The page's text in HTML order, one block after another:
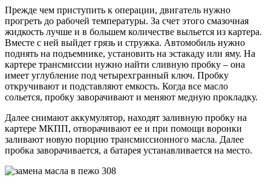
Прежде чем приступить к операции, двигатель нужно
прогреть до рабочей температуры. За счет этого смазочная
жидкость лучше и в большем количестве выльется из картера.
Вместе с ней выйдет грязь и стружка. Автомобиль нужно
поднять на подъемнике, установить на эстакаду или яму. На
картере трансмиссии нужно найти сливную пробку – она
имеет углубление под четырехгранный ключ. Пробку
откручивают и подставляют емкость. Когда все масло
сольется, пробку заворачивают и меняют медную прокладку.
Далее снимают аккумулятор, находят заливную пробку на
картере МКПП, отворачивают ее и при помощи воронки
заливают новую порцию трансмиссионного масла. Далее
пробка заворачивается, а батарея устанавливается на место.